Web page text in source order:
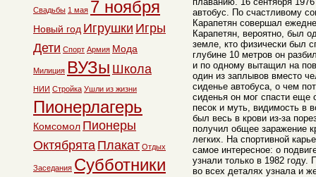
автобус. По счастливому
Карапетян совершал
Карапетян, вероятно, был
земле, кто физически был
глубине 10 метров он
и по одному вытащил на
один из заплывов вместо
сиденье автобуса, о чем
сиденья он мог спасти еще
песок и муть, видимость в
был весь в крови из-за
получил общее заражение
легких. На спортивной
самое интересное: о
узнали только в 1982
во всех деталях узнала и
Свадьбы 1 мая 7 ноября
Новый год Игрушки Игры
Дети Спорт Армия Мода
Милиция ВУЗы Школа
НИИ Стройка Ушли из жизни
Пионерлагерь
Комсомол Пионеры
Октябрята Плакат Отдых
Заседания Субботники